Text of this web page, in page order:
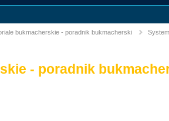
bukmacherskie - poradnik bukmacherski
- poradnik